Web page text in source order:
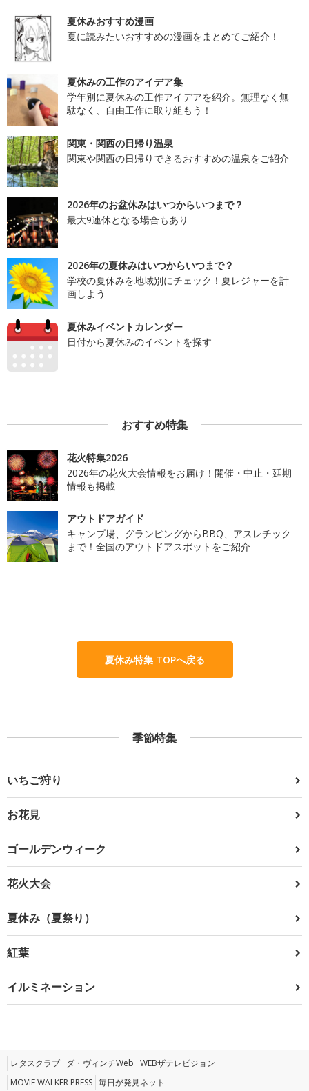
夏休みおすすめ漫画
夏に読みたいおすすめの漫画をまとめてご紹介！
夏休みの工作のアイデア集
学年別に夏休みの工作アイデアを紹介。無理なく無
駄なく、自由工作に取り組もう！
関東・関西の日帰り温泉
関東や関西の日帰りできるおすすめの温泉をご紹介
2026年のお盆休みはいつからいつまで？
最大9連休となる場合もあり
2026年の夏休みはいつからいつまで？
学校の夏休みを地域別にチェック！夏レジャーを計
画しよう
夏休みイベントカレンダー
日付から夏休みのイベントを探す
おすすめ特集
花火特集2026
2026年の花火大会情報をお届け！開催・中止・延期
情報も掲載
アウトドアガイド
キャンプ場、グランピングからBBQ、アスレチック
まで！全国のアウトドアスポットをご紹介
夏休み特集 TOPへ戻る
季節特集
いちご狩り
お花見
ゴールデンウィーク
花火大会
夏休み（夏祭り）
紅葉
イルミネーション
レタスクラブ ダ・ヴィンチWeb WEBザテレビジョン
MOVIE WALKER PRESS 毎日が発見ネット